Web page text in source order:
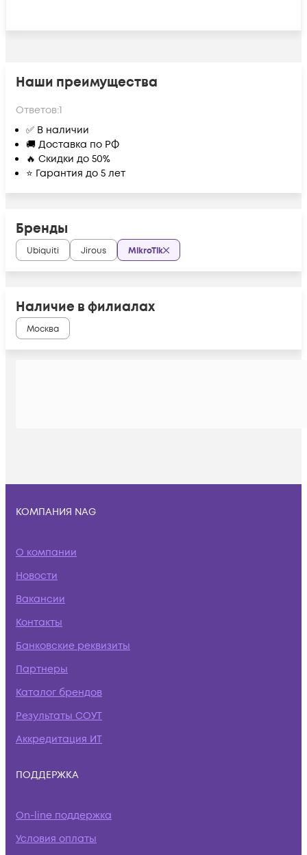
Наши преимущества
Ответов:1
✅ В наличии
🚚 Доставка по РФ
🔥 Скидки до 50%
⭐ Гарантия до 5 лет
Бренды
Ubiquiti Jirous MikroTik
Наличие в филиалах
Москва
КОМПАНИЯ NAG
О компании
Новости
Вакансии
Контакты
Банковские реквизиты
Партнеры
Каталог брендов
Результаты СОУТ
Аккредитация ИТ
ПОДДЕРЖКА
On-line поддержка
Условия оплаты